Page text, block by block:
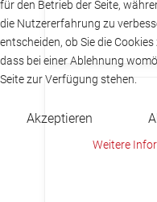
für den Betrieb der Seite,
die Nutzererfahrung zu
entscheiden, ob Sie die
dass bei einer Ablehnung
Seite zur Verfügung stehen.
Akzeptieren
Weitere